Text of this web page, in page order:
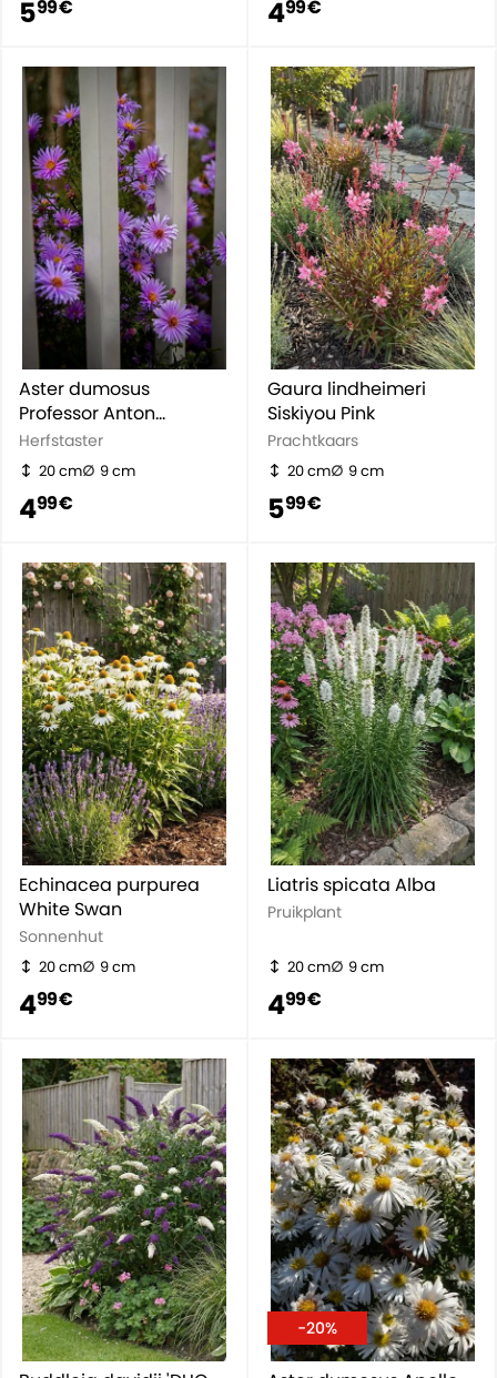
599 € 499 €
Aster dumosus
Professor Anton
Kippenberg
Herfstaster
20 cm 9 cm
499 €
Gaura lindheimeri
Siskiyou Pink
Prachtkaars
20 cm 9 cm
599 €
Echinacea purpurea
White Swan
Sonnenhut
20 cm 9 cm
499 €
Liatris spicata Alba
Pruikplant
20 cm 9 cm
499 €
-20%